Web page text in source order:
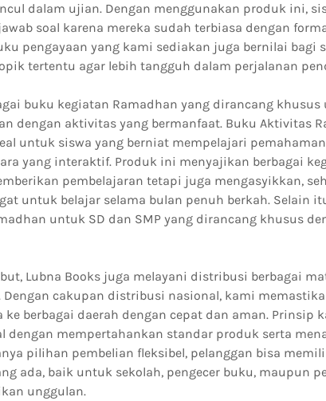
dalam ujian. Dengan menggunakan produk ini,
soal karena mereka sudah terbiasa dengan
pengayaan yang kami sediakan juga bernilai bagi
tertentu agar lebih tangguh dalam perjalanan
buku kegiatan Ramadhan yang dirancang khusus
dengan aktivitas yang bermanfaat. Buku Aktivitas
untuk siswa yang berniat mempelajari
yang interaktif. Produk ini menyajikan berbagai
pembelajaran tetapi juga mengasyikkan,
untuk belajar selama bulan penuh berkah. Selain
untuk SD dan SMP yang dirancang khusus
Lubna Books juga melayani distribusi berbagai
Dengan cakupan distribusi nasional, kami
berbagai daerah dengan cepat dan aman. Prinsip
dengan mempertahankan standar produk serta
pilihan pembelian fleksibel, pelanggan bisa
ada, baik untuk sekolah, pengecer buku, maupun
unggulan.